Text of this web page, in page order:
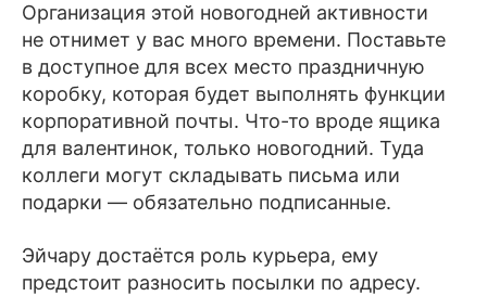
Организация этой новогодней активности
не отнимет у вас много времени. Поставьте
в доступное для всех место праздничную
коробку, которая будет выполнять функции
корпоративной почты. Что-то вроде ящика
для валентинок, только новогодний. Туда
коллеги могут складывать письма или
подарки — обязательно подписанные.
Эйчару достаётся роль курьера, ему
предстоит разносить посылки по адресу.